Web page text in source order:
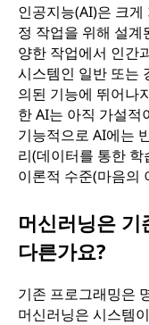
인공지능(AI)은 크
정 작업을 위해 설
양한 작업에서 인간
시스템인 일반 또는
의된 기능에 뛰어나
한 AI는 아직 가설적
기능적으로 AI에는
리(데이터를 통한
이론적 수준(마음의
머신러닝은 기
다른가요?
기존 프로그래밍은
머신러닝은 시스템